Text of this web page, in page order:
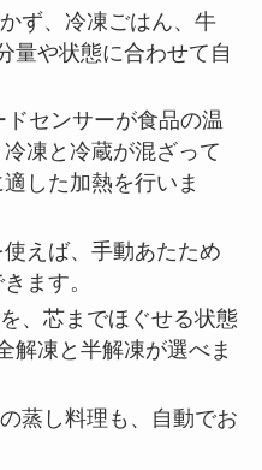
ず、冷凍ごはん、牛
量や状態に合わせて自
センサーが食品の温
凍と冷蔵が混ざって
した加熱を行いま
使えば、手動あたため
ます。
、芯までほぐせる状態
解凍と半解凍が選べま
蒸し料理も、自動でお